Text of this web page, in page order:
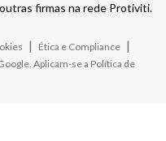
firmas na rede Protiviti.
| Ética e Compliance |
Aplicam-se a Política de